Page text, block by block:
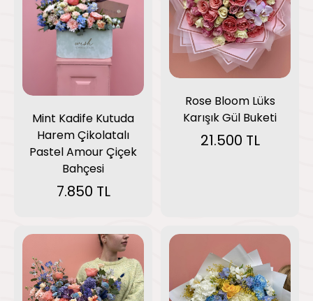
Mint Kadife Kutuda
Harem Çikolatalı
Pastel Amour Çiçek
Bahçesi
7.850 TL
Rose Bloom Lüks
Karışık Gül Buketi
21.500 TL